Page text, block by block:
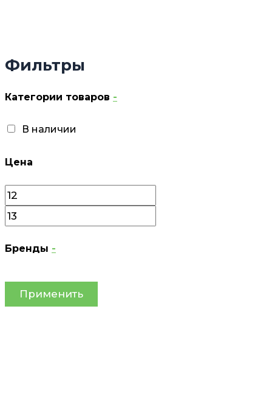
Фильтры
Категории товаров -
В наличии
Цена
Бренды -
Применить